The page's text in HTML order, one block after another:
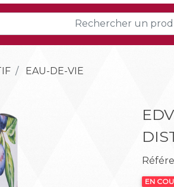
EAU-DE-VIE
EN